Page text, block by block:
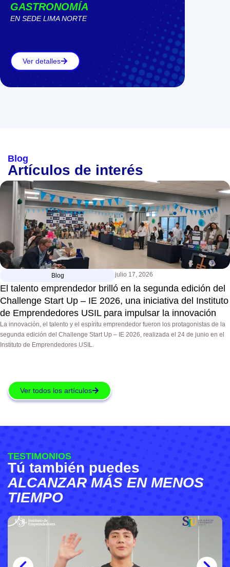
GASTRONOMÍA
EN SEDELIMA NORTE
Ver detalles
Blog
Artículos de interés
Blog julio 17, 2026
El talento emprendedor brilló en la segunda edición del
Challenge Start Up – IE 2026, una iniciativa del Instituto
de Emprendedores USIL para impulsar la innovación
La innovación, el talento y el espíritu emprendedor fueron los protagonistas de la
segunda edición del Challenge Start Up – IE 2026, realizada el 24 de junio en el
Instituto de Emprendedores USIL.
Ver todos los artículos
TESTIMONIOS
Tú también puedes
ALCANZAR MÁS EN MENOS
TIEMPO